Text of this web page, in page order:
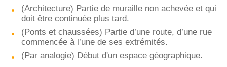
(Architecture) Partie de muraille non achevée et qui
doit être continuée plus tard.
(Ponts et chaussées) Partie d’une route, d’une rue
commencée à l’une de ses extrémités.
(Par analogie) Début d'un espace géographique.